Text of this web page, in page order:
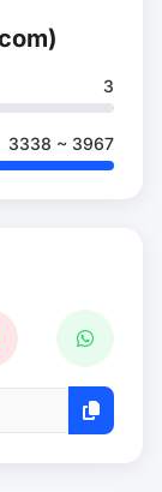
3
3338 ~ 3967